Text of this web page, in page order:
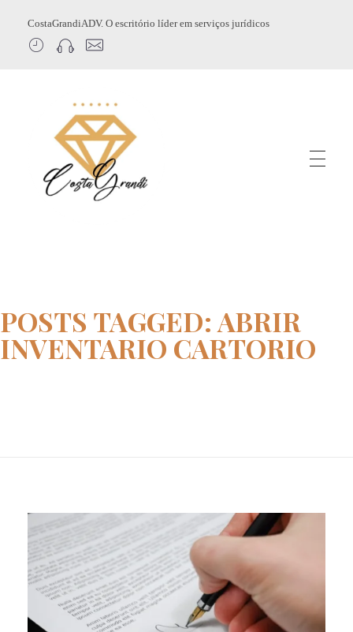
CostaGrandiADV. O escritório líder em serviços jurídicos
POSTS TAGGED: ABRIR
INVENTARIO CARTORIO